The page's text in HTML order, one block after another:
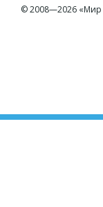
© 2008—2026 «Мир